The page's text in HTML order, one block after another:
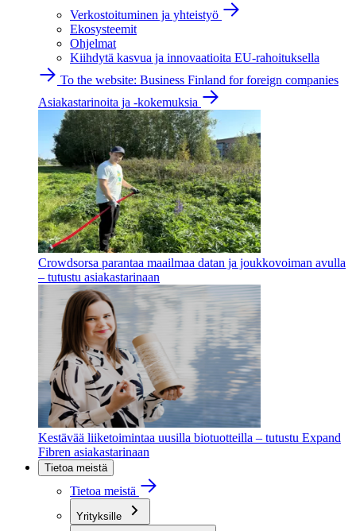
Verkostoituminen ja yhteistyö
Ekosysteemit
Ohjelmat
Kiihdytä kasvua ja innovaatioita EU-rahoituksella
To the website: Business Finland for foreign companies
Asiakastarinoita ja -kokemuksia
Crowdsorsa parantaa maailmaa datan ja joukkovoiman avulla
– tutustu asiakastarinaan
Kestävää liiketoimintaa uusilla biotuotteilla – tutustu Expand
Fibren asiakastarinaan
Tietoa meistä
Tietoa meistä
Yrityksille